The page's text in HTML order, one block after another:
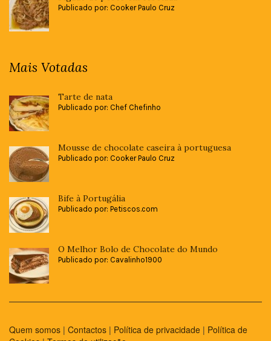
Publicado por: Cooker Paulo Cruz
Mais Votadas
Tarte de nata
Publicado por: Chef Chefinho
Mousse de chocolate caseira à portuguesa
Publicado por: Cooker Paulo Cruz
Bife à Portugália
Publicado por: Petiscos.com
O Melhor Bolo de Chocolate do Mundo
Publicado por: Cavalinho1900
Quem somos | Contactos | Política de privacidade | Política de